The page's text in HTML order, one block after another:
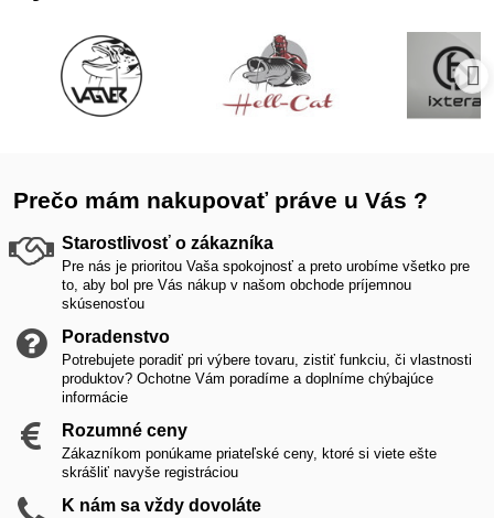
Prečo mám nakupovať práve u Vás ?
Starostlivosť o zákazníka
Pre nás je prioritou Vaša spokojnosť a preto urobíme všetko pre
to, aby bol pre Vás nákup v našom obchode príjemnou
skúsenosťou
Poradenstvo
Potrebujete poradiť pri výbere tovaru, zistiť funkciu, či vlastnosti
produktov? Ochotne Vám poradíme a doplníme chýbajúce
informácie
Rozumné ceny
Zákazníkom ponúkame priateľské ceny, ktoré si viete ešte
skrášliť navyše registráciou
K nám sa vždy dovoláte